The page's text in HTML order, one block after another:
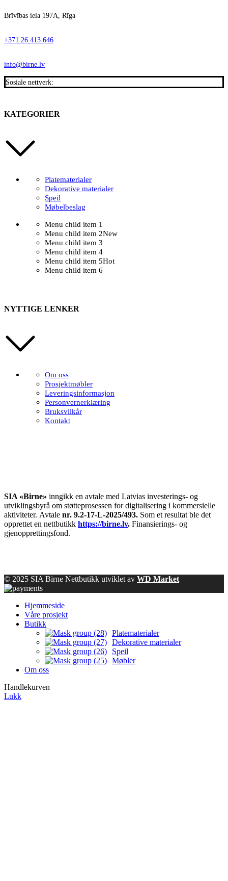
Brīvības iela 197A, Rīga
+371 26 413 646
info@birne.lv
Sosiale nettverk:
KATEGORIER
Platematerialer
Dekorative materialer
Speil
Møbelbeslag
Menu child item 1
Menu child item 2New
Menu child item 3
Menu child item 4
Menu child item 5Hot
Menu child item 6
NYTTIGE LENKER
Om oss
Prosjektmøbler
Leveringsinformasjon
Personvernerklæring
Bruksvilkår
Kontakt
SIA «Birne» inngikk en avtale med Latvias investerings- og
utviklingsbyrå om støtteprosessen for digitalisering i kommersielle
aktiviteter. Avtale nr. 9.2-17-L-2025/493. Som et resultat ble det
opprettet en nettbutikk https://birne.lv. Finansierings- og
gjenopprettingsfond.
© 2025 SIA Birne Nettbutikk utviklet av WD Market
Hjemmeside
Våre prosjekt
Butikk
Platematerialer
Dekorative materialer
Speil
Møbler
Om oss
Handlekurven
Lukk